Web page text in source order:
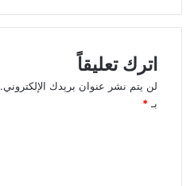
اترك تعليقاً
لن يتم نشر عنوان بريدك الإلكتروني.
بـ *